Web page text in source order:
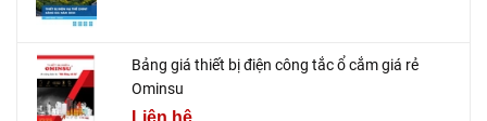
Bảng giá thiết bị điện công tắc ổ cắm giá rẻ
Ominsu
Liên hệ